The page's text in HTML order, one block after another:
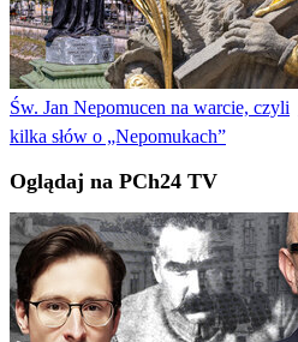
Św. Jan Nepomucen na warcie, czyli
kilka słów o „Nepomukach”
Oglądaj na PCh24 TV